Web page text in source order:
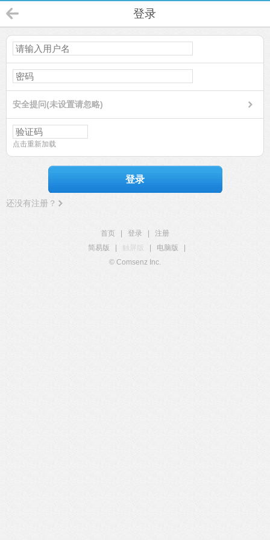
登录
安全提问(未设置请忽略)
点击重新加载
登录
还没有注册？
首页 登录
注册
简易版
触屏版 电脑版
© Comsenz Inc.